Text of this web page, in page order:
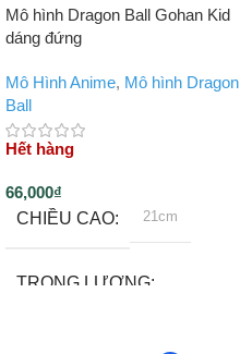
Mô hình Dragon Ball Gohan Kid
dáng đứng
Mô Hình Anime, Mô hình Dragon
Ball
Hết hàng
66,000₫
CHIỀU CAO
21cm
TRỌNG LƯỢNG